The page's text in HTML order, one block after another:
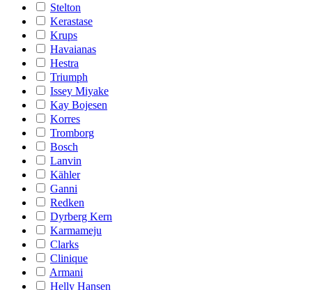
Stelton
Kerastase
Krups
Havaianas
Hestra
Triumph
Issey Miyake
Kay Bojesen
Korres
Tromborg
Bosch
Lanvin
Kähler
Ganni
Redken
Dyrberg Kern
Karmameju
Clarks
Clinique
Armani
Helly Hansen